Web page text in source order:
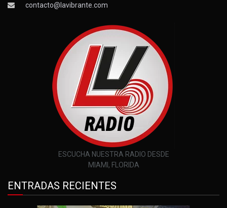
contacto@lavibrante.com
ESCUCHA NUESTRA RADIO DESDE
MIAMI, FLORIDA
ENTRADAS RECIENTES